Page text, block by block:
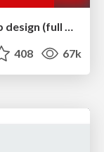
Fashionably flexible responsive web design (full day workshop)
408 67k